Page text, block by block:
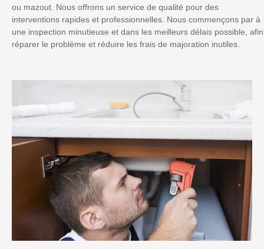
ou mazout. Nous offrons un service de qualité pour des
interventions rapides et professionnelles. Nous commençons par à
une inspection minutieuse et dans les meilleurs délais possible, afin
réparer le problème et réduire les frais de majoration inutiles.